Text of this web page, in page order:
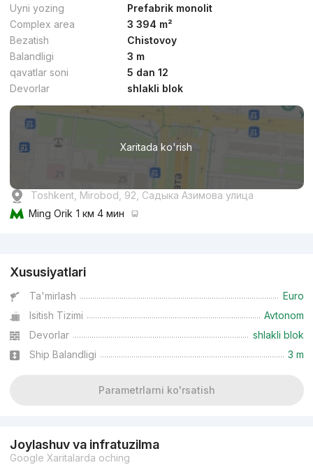
Uyni yozing
Prefabrik monolit
Complex area
3 394 m²
Bezatish
Chistovoy
Balandligi
3 m
qavatlar soni
5 dan 12
Devorlar
shlakli blok
Xaritada ko'rish
Toshkent, Mirobod, 92, Садыка Азимова улица
Ming Orik 1 км 4 мин
Xususiyatlari
Ta'mirlash
Euro
Isitish Tizimi
Avtonom
Devorlar
shlakli blok
Ship Balandligi
3 m
Parametrlarni ko'rsatish
Joylashuv va infratuzilma
Google Xaritalarda oching